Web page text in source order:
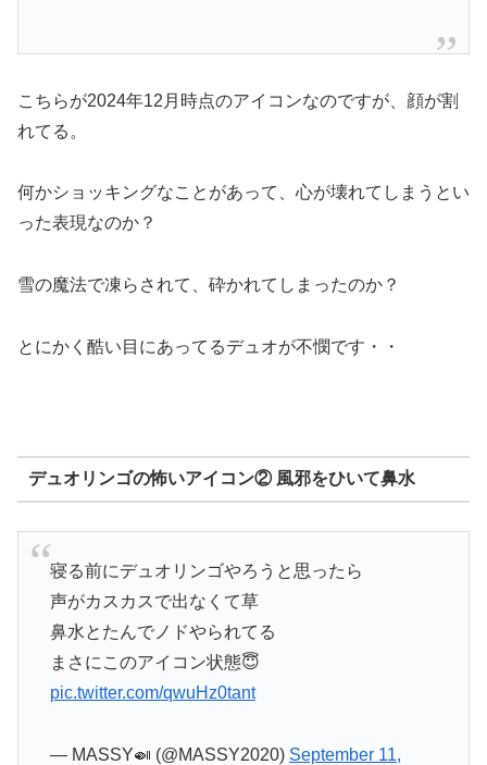
こちらが2024年12月時点のアイコンなのですが、顔が割
れてる。
何かショッキングなことがあって、心が壊れてしまうとい
った表現なのか？
雪の魔法で凍らされて、砕かれてしまったのか？
とにかく酷い目にあってるデュオが不憫です・・
デュオリンゴの怖いアイコン② 風邪をひいて鼻水
寝る前にデュオリンゴやろうと思ったら
声がカスカスで出なくて草
鼻水とたんでノドやられてる
まさにこのアイコン状態😇
pic.twitter.com/qwuHz0tant
— MASSY🍛 (@MASSY2020) September 11,